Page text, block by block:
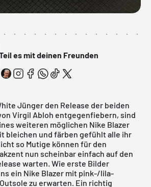
es mit deinen Freunden
Jünger den Release der beiden
Virgil Abloh entgegenfiebern, sind
weiteren möglichen Nike Blazer
bleichen und färben gefühlt alle ihr
so Mutige können für den
nun scheinbar einfach auf den
warten. Wie erste Bilder
ein Nike Blazer mit pink-/lila-
zu erwarten. Ein richtig